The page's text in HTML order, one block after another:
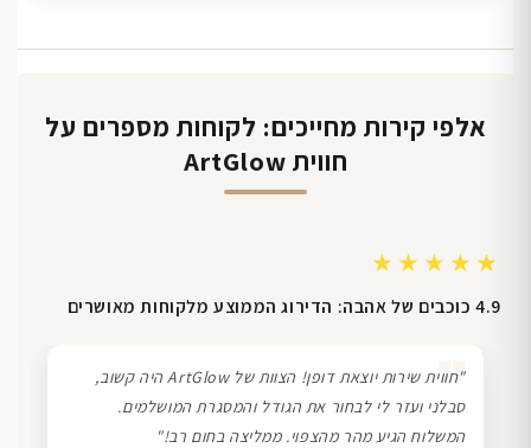
אלפי קירות מחייכים: לקוחות מספרים על
חווית ArtGlow
★★★★★
4.9 כוכבים של אהבה: הדירוג הממוצע מלקוחות מאושרים
❞
"חווית שירות יוצאת דופן! הצוות של ArtGlow היה קשוב,
סבלני ועזר לי לבחור את הגודל והמסגרת המושלמים.
המשלוח הגיע מהר מהצפוי. ממליצה בחום רב!"